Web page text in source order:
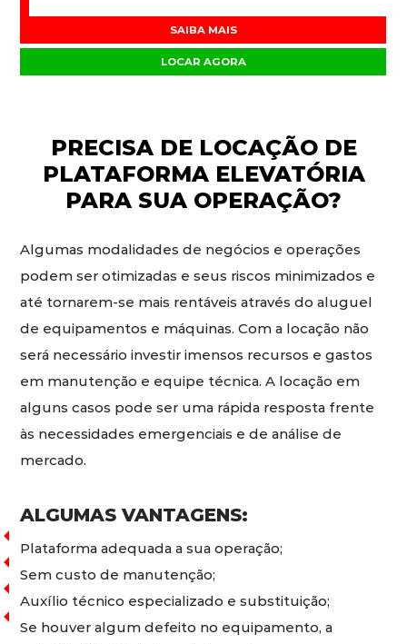
SAIBA MAIS
LOCAR AGORA
PRECISA DE LOCAÇÃO DE
PLATAFORMA ELEVATÓRIA
PARA SUA OPERAÇÃO?
Algumas modalidades de negócios e operações
podem ser otimizadas e seus riscos minimizados e
até tornarem-se mais rentáveis através do aluguel
de equipamentos e máquinas. Com a locação não
será necessário investir imensos recursos e gastos
em manutenção e equipe técnica. A locação em
alguns casos pode ser uma rápida resposta frente
às necessidades emergenciais e de análise de
mercado.
ALGUMAS VANTAGENS:
Plataforma adequada a sua operação;
Sem custo de manutenção;
Auxílio técnico especializado e substituição;
Se houver algum defeito no equipamento, a